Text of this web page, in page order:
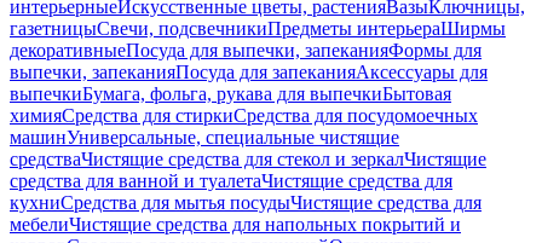
интерьерныеИскусственные цветы, растенияВазыКлючницы,
газетницыСвечи, подсвечникиПредметы интерьераШирмы
декоративныеПосуда для выпечки, запеканияФормы для
выпечки, запеканияПосуда для запеканияАксессуары для
выпечкиБумага, фольга, рукава для выпечкиБытовая
химияСредства для стиркиСредства для посудомоечных
машинУниверсальные, специальные чистящие
средстваЧистящие средства для стекол и зеркалЧистящие
средства для ванной и туалетаЧистящие средства для
кухниСредства для мытья посудыЧистящие средства для
мебелиЧистящие средства для напольных покрытий и